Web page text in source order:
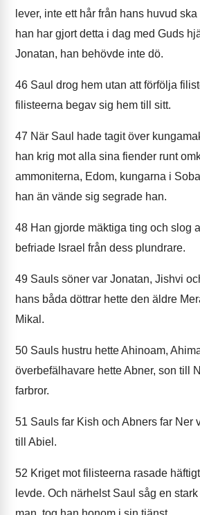
lever, inte ett hår från hans huvud
han har gjort detta i dag med Guds
Jonatan, han behövde inte dö.
46 Saul drog hem utan att förfölja
filisteerna begav sig hem till sitt.
47 När Saul hade tagit över
han krig mot alla sina fiender runt
ammoniterna, Edom, kungarna i
han än vände sig segrade han.
48 Han gjorde mäktiga ting och slog
befriade Israel från dess plundrare.
49 Sauls söner var Jonatan, Jishvi
hans båda döttrar hette den äldre
Mikal.
50 Sauls hustru hette Ahinoam,
överbefälhavare hette Abner, son till
farbror.
51 Sauls far Kish och Abners far Ner
till Abiel.
52 Kriget mot filisteerna rasade
levde. Och närhelst Saul såg en